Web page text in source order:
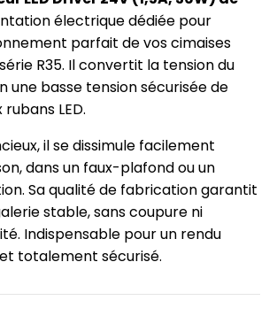
électrique dédiée pour
parfait de vos cimaises
R35. Il convertit la tension du
une basse tension sécurisée de
LED.
il se dissimule facilement
dans un faux-plafond ou un
Sa qualité de fabrication garantit
stable, sans coupure ni
Indispensable pour un rendu
totalement sécurisé.